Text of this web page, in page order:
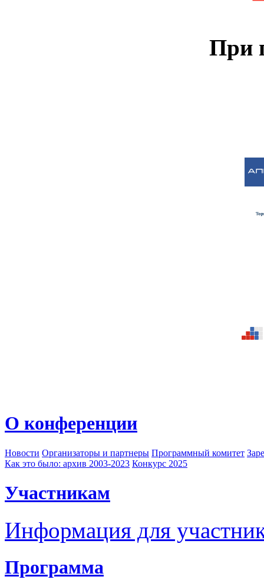
При
О конференции
Новости Организаторы и партнеры Программный комитет
Как это было: архив 2003-2023 Конкурс 2025
Участникам
Информация для
Программа